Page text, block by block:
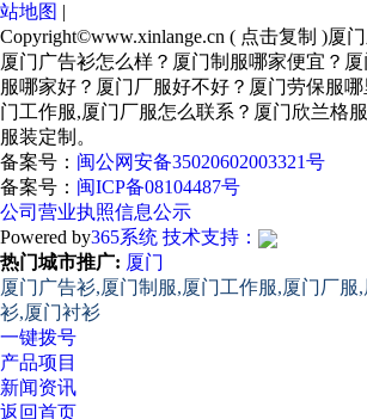
站地图 |
Copyright©www.xinlange.cn ( 点击复制 )厦
厦门广告衫怎么样？厦门制服哪家便宜？
服哪家好？厦门厂服好不好？厦门劳保服
门工作服,厦门厂服怎么联系？厦门欣兰格
服装定制。
备案号： 闽公网安备35020602003321号
备案号： 闽ICP备08104487号
公司营业执照信息公示
Powered by365系统 技术支持：
热门城市推广: 厦门
厦门广告衫,厦门制服,厦门工作服,厦门厂服
衫,厦门衬衫
一键拨号
产品项目
新闻资讯
返回首页